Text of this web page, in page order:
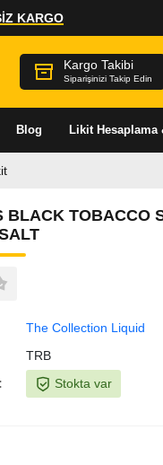
KARGO
Kargo Takibi
Siparişinizi Takip Edin
Blog Likit Hesaplama
BLACK TOBACCO
The Collection Liquid
TRB
Stokta var